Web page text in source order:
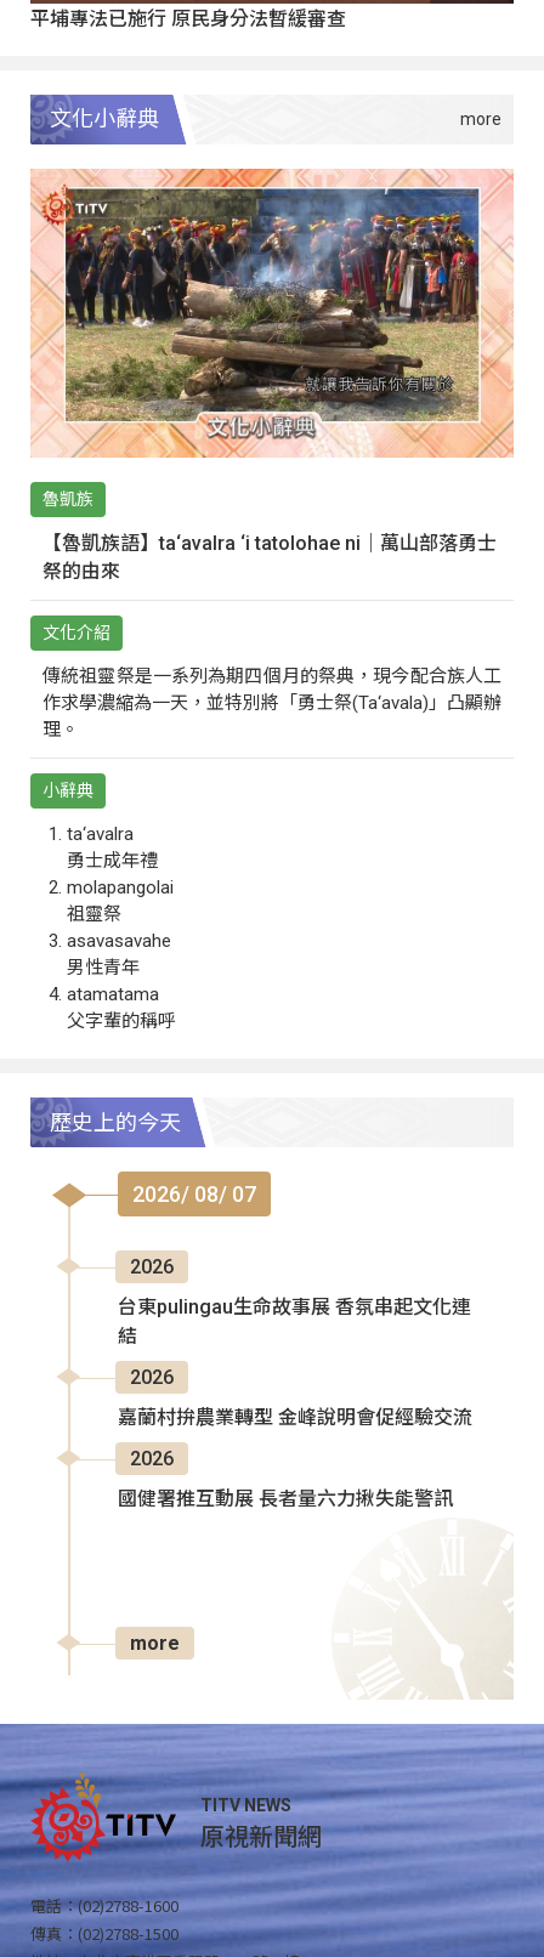
平埔專法已施行 原民身分法暫緩審查
文化小辭典
魯凱族
【魯凱族語】ta‘avalra ‘i tatolohae ni｜萬山部落勇士
祭的由來
文化介紹
傳統祖靈祭是一系列為期四個月的祭典，現今配合族人工
作求學濃縮為一天，並特別將「勇士祭(Ta‘avala)」凸顯辦
理。
小辭典
ta‘avalra
勇士成年禮
molapangolai
祖靈祭
asavasavahe
男性青年
atamatama
父字輩的稱呼
歷史上的今天
2026/ 08/ 07
2026
台東pulingau生命故事展 香氛串起文化連
結
2026
嘉蘭村拚農業轉型 金峰說明會促經驗交流
2026
國健署推互動展 長者量六力揪失能警訊
more
TITV NEWS
原視新聞網
電話：(02)2788-1600
傳真：(02)2788-1500